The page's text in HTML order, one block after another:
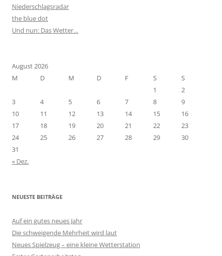
Niederschlagsradar
the blue dot
Und nun: Das Wetter…
August 2026
M
D M D F S
S
1
2
3
4 5 6 7 8
9
10
11 12 13 14 15
16
17
18 19 20 21 22
23
24
25 26 27 28 29
30
31
« Dez.
NEUESTE BEITRÄGE
Auf ein gutes neues Jahr
Die schweigende Mehrheit wird laut
Neues Spielzeug – eine kleine Wetterstation